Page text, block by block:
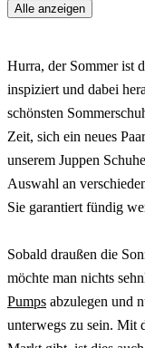
Alle anzeigen
Hurra, der Sommer ist
inspiziert und dabei
schönsten
Zeit, sich ein neues
unserem Juppen
Auswahl an
Sie garantiert fündig
Sobald draußen die
möchte man nichts
Pumps abzulegen und
unterwegs zu sein. Mit